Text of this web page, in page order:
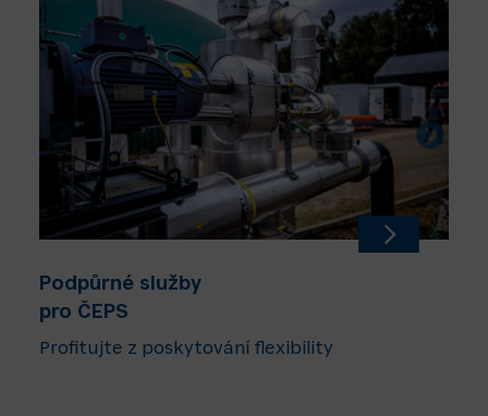
Podpůrné služby
pro ČEPS
Profitujte z poskytování flexibility